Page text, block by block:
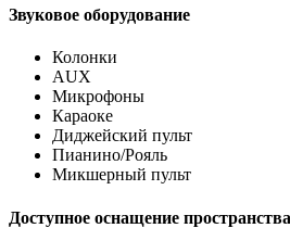
Звуковое оборудование
Колонки
AUX
Микрофоны
Караоке
Диджейский пульт
Пианино/Рояль
Микшерный пульт
Доступное оснащение пространства